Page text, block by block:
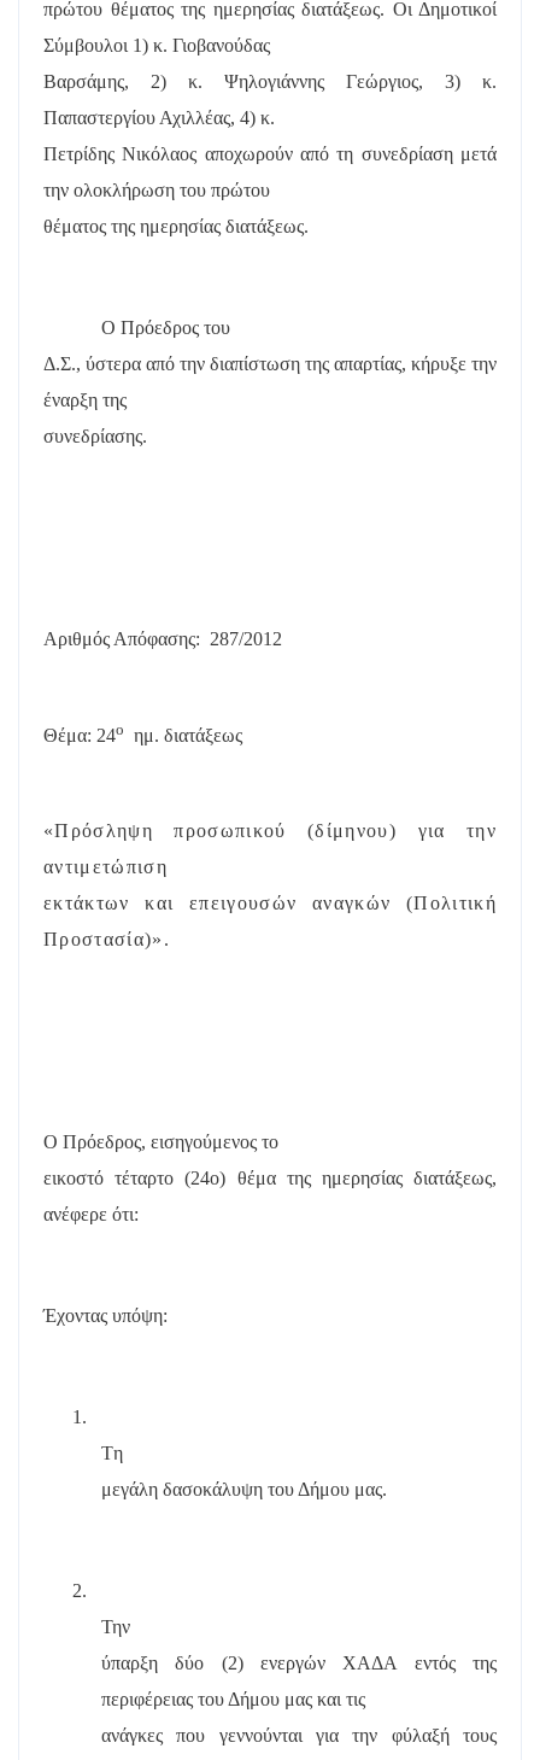
πρώτου θέματος της ημερησίας διατάξεως. Οι Δημοτικοί
Σύμβουλοι 1) κ. Γιοβανούδας
Βαρσάμης, 2) κ. Ψηλογιάννης Γεώργιος, 3) κ.
Παπαστεργίου Αχιλλέας, 4) κ.
Πετρίδης Νικόλαος αποχωρούν από τη συνεδρίαση μετά
την ολοκλήρωση του πρώτου
θέματος της ημερησίας διατάξεως.
Ο Πρόεδρος του
Δ.Σ., ύστερα από την διαπίστωση της απαρτίας, κήρυξε την
έναρξη της
συνεδρίασης.
Αριθμός Απόφασης: 287/2012
Θέμα: 24ο ημ. διατάξεως
«Πρόσληψη προσωπικού (δίμηνου) για την
αντιμετώπιση
εκτάκτων και επειγουσών αναγκών (Πολιτική
Προστασία)».
Ο Πρόεδρος, εισηγούμενος το
εικοστό τέταρτο (24ο) θέμα της ημερησίας διατάξεως,
ανέφερε ότι:
Έχοντας υπόψη:
1.
Tη
μεγάλη δασοκάλυψη του Δήμου μας.
2.
Την
ύπαρξη δύο (2) ενεργών ΧΑΔΑ εντός της
περιφέρειας του Δήμου μας και τις
ανάγκες που γεννούνται για την φύλαξή τους